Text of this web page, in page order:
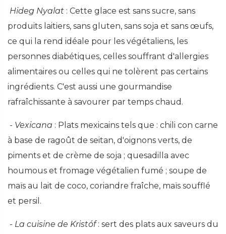
Hideg Nyalat : Cette glace est sans sucre, sans
produits laitiers, sans gluten, sans soja et sans œufs,
ce qui la rend idéale pour les végétaliens, les
personnes diabétiques, celles souffrant d'allergies
alimentaires ou celles qui ne tolèrent pas certains
ingrédients. C'est aussi une gourmandise
rafraîchissante à savourer par temps chaud.
- Vexicana : Plats mexicains tels que : chili con carne
à base de ragoût de seitan, d'oignons verts, de
piments et de crème de soja ; quesadilla avec
houmous et fromage végétalien fumé ; soupe de
maïs au lait de coco, coriandre fraîche, maïs soufflé
et persil.
- La cuisine de Kristóf: sert des plats aux saveurs du